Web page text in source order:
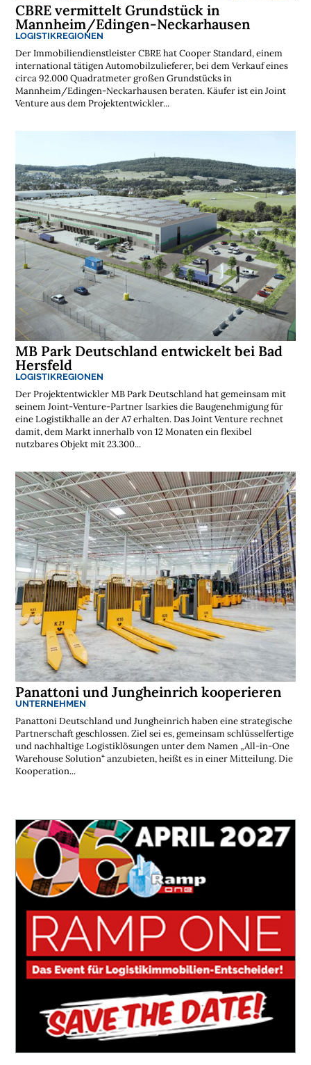
CBRE vermittelt Grundstück in
Mannheim/Edingen-Neckarhausen
LOGISTIKREGIONEN
Der Immobiliendienstleister CBRE hat Cooper Standard, einem
international tätigen Automobilzulieferer, bei dem Verkauf eines
circa 92.000 Quadratmeter großen Grundstücks in
Mannheim/Edingen-Neckarhausen beraten. Käufer ist ein Joint
Venture aus dem Projektentwickler...
MB Park Deutschland entwickelt bei Bad
Hersfeld
LOGISTIKREGIONEN
Der Projektentwickler MB Park Deutschland hat gemeinsam mit
seinem Joint-Venture-Partner Isarkies die Baugenehmigung für
eine Logistikhalle an der A7 erhalten. Das Joint Venture rechnet
damit, dem Markt innerhalb von 12 Monaten ein flexibel
nutzbares Objekt mit 23.300...
Panattoni und Jungheinrich kooperieren
UNTERNEHMEN
Panattoni Deutschland und Jungheinrich haben eine strategische
Partnerschaft geschlossen. Ziel sei es, gemeinsam schlüsselfertige
und nachhaltige Logistiklösungen unter dem Namen „All-in-One
Warehouse Solution“ anzubieten, heißt es in einer Mitteilung. Die
Kooperation...